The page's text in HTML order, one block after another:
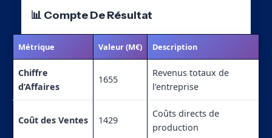
📊 Compte De Résultat
Métrique Valeur (M€) Description
Chiffre
d’Affaires
1655
Revenus totaux de
l’entreprise
Coût des Ventes 1429
Coûts directs de
production